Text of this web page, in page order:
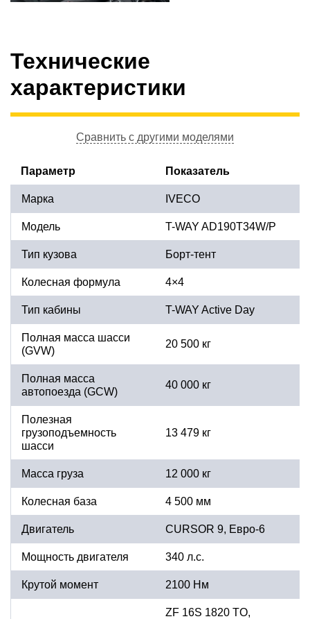
Технические
характеристики
Сравнить с другими моделями
Параметр Показатель
Марка IVECO
Модель T-WAY AD190T34W/P
Тип кузова Борт-тент
Колесная формула 4×4
Тип кабины T-WAY Active Day
Полная масса шасси
(GVW)
20 500 кг
Полная масса
автопоезда (GCW)
40 000 кг
Полезная
грузоподъемность
шасси
13 479 кг
Масса груза 12 000 кг
Колесная база 4 500 мм
Двигатель CURSOR 9, Евро-6
Мощность двигателя 340 л.с.
Крутой момент 2100 Нм
ZF 16S 1820 TO,